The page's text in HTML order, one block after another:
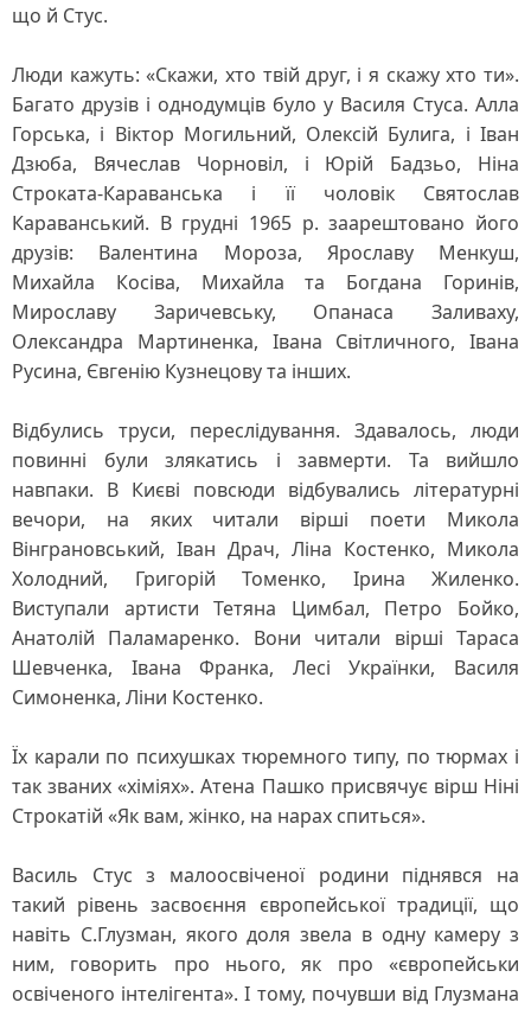
що й Стус.
Люди кажуть: «Скажи, хто твій друг, і я скажу хто ти».
Багато друзів і однодумців було у Василя Стуса. Алла
Горська, і Віктор Могильний, Олексій Булига, і Іван
Дзюба, Вячеслав Чорновіл, і Юрій Бадзьо, Ніна
Строката-Караванська і її чоловік Святослав
Караванський. В грудні 1965 р. заарештовано його
друзів: Валентина Мороза, Ярославу Менкуш,
Михайла Косіва, Михайла та Богдана Горинів,
Мирославу Заричевську, Опанаса Заливаху,
Олександра Мартиненка, Івана Світличного, Івана
Русина, Євгенію Кузнецову та інших.
Відбулись труси, переслідування. Здавалось, люди
повинні були злякатись і завмерти. Та вийшло
навпаки. В Києві повсюди відбувались літературні
вечори, на яких читали вірші поети Микола
Вінграновський, Іван Драч, Ліна Костенко, Микола
Холодний, Григорій Томенко, Ірина Жиленко.
Виступали артисти Тетяна Цимбал, Петро Бойко,
Анатолій Паламаренко. Вони читали вірші Тараса
Шевченка, Івана Франка, Лесі Українки, Василя
Симоненка, Ліни Костенко.
Їх карали по психушках тюремного типу, по тюрмах і
так званих «хіміях». Атена Пашко присвячує вірш Ніні
Строкатій «Як вам, жінко, на нарах спиться».
Василь Стус з малоосвіченої родини піднявся на
такий рівень засвоєння європейської традиції, що
навіть С.Глузман, якого доля звела в одну камеру з
ним, говорить про нього, як про «європейськи
освіченого інтелігента». І тому, почувши від Глузмана